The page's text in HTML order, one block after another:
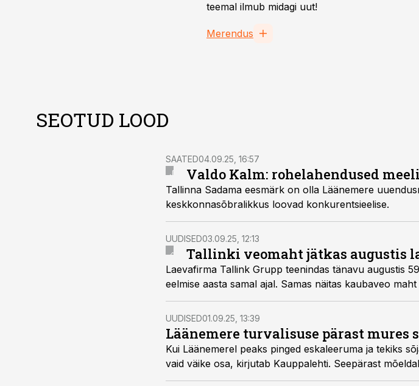
teemal ilmub midagi uut!
Merendus
SEOTUD LOOD
SAATED04.09.25, 16:57
Valdo Kalm: rohelahendused
Tallinna Sadama eesmärk on olla Läänemere
keskkonnasõbralikkus loovad konkurentsieelise.
UUDISED03.09.25, 12:13
Tallinki veomaht jätkas augustis
Laevafirma Tallink Grupp teenindas tänavu augustis
eelmise aasta samal ajal. Samas näitas kaubaveo
UUDISED01.09.25, 13:39
Läänemere turvalisuse pärast mures
Kui Läänemerel peaks pinged eskaleeruma ja tekiks
vaid väike osa, kirjutab Kauppalehti. Seepärast